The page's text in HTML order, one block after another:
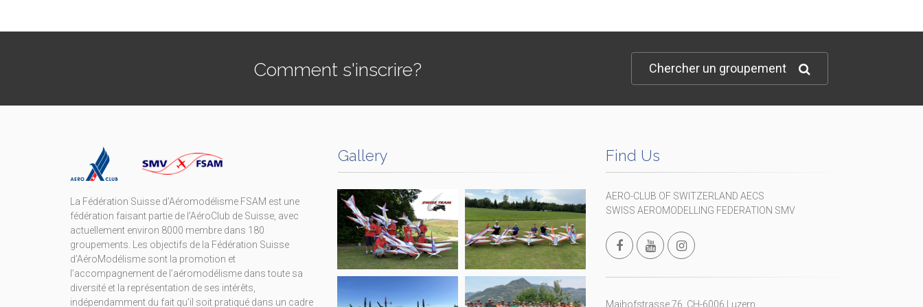
Comment s'inscrire? Chercher un groupement
La Fédération Suisse d’Aéromodélisme FSAM est une
fédération faisant partie de l’AéroClub de Suisse, avec
actuellement environ 8000 membre dans 180
groupements. Les objectifs de la Fédération Suisse
d’AéroModélisme sont la promotion et
l’accompagnement de l’aéromodélisme dans toute sa
diversité et la représentation de ses intérêts,
indépendamment du fait qu’il soit pratiqué dans un cadre
Gallery Find Us
AERO-CLUB OF SWITZERLAND AECS
SWISS AEROMODELLING FEDERATION SMV
Maihofstrasse 76, CH-6006 Luzern